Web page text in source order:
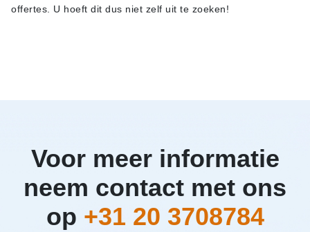
offertes. U hoeft dit dus niet zelf uit te zoeken!
Voor meer informatie
neem contact met ons
op +31 20 3708784